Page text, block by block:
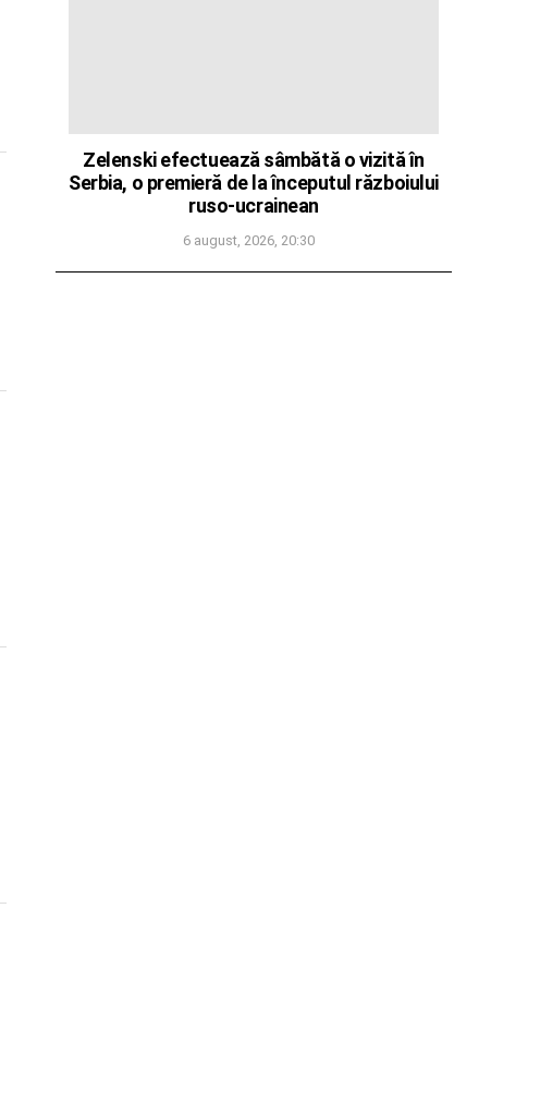
Zelenski efectuează sâmbătă o vizită în
Serbia, o premieră de la începutul războiului
ruso-ucrainean
6 august, 2026, 20:30